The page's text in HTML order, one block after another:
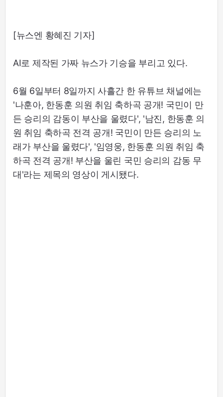
[뉴스엔 황혜진 기자]
AI로 제작된 가짜 뉴스가 기승을 부리고 있다.
6월 6일부터 8일까지 사흘간 한 유튜브 채널에는
'나훈아, 한동훈 의원 취임 축하곡 공개! 국민이 만
든 승리의 감동이 부산을 울렸다', '남진, 한동훈 의
원 취임 축하곡 전격 공개! 국민이 만든 승리의 노
래가 부산을 울렸다', '임영웅, 한동훈 의원 취임 축
하곡 전격 공개! 부산을 울린 국민 승리의 감동 무
대'라는 제목의 영상이 게시됐다.